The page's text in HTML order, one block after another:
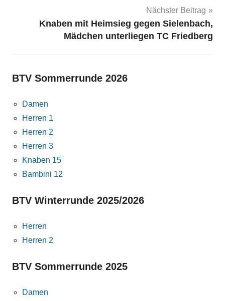
Nächster Beitrag
Knaben mit Heimsieg gegen Sielenbach,
Mädchen unterliegen TC Friedberg
BTV Sommerrunde 2026
Damen
Herren 1
Herren 2
Herren 3
Knaben 15
Bambini 12
BTV Winterrunde 2025/2026
Herren
Herren 2
BTV Sommerrunde 2025
Damen